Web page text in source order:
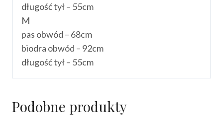
długość tył – 55cm
M
pas obwód – 68cm
biodra obwód – 92cm
długość tył – 55cm
Podobne produkty